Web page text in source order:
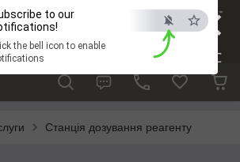
×
ESC
to our
the bell icon to enable
, Дзвони:073-
238-29-97
Станція дозування реагенту